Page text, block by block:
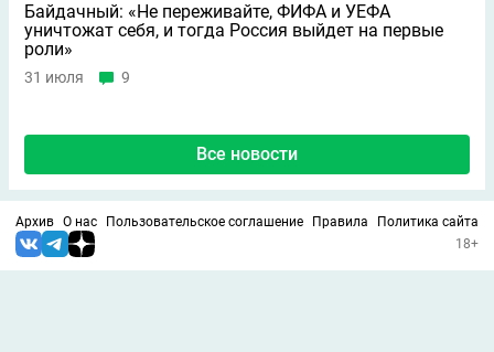
Байдачный: «Не переживайте, ФИФА и УЕФА
уничтожат себя, и тогда Россия выйдет на первые
роли»
31 июля 9
Все новости
Архив О нас Пользовательское соглашение Правила
Политика сайта
18+